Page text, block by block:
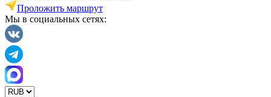
Проложить маршрут
Мы в социальных сетях: